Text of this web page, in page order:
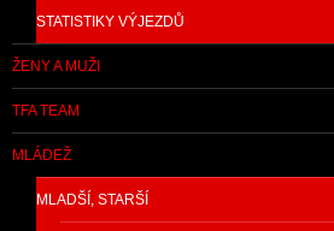
STATISTIKY VÝJEZDŮ
ŽENY A MUŽI
TFA TEAM
MLÁDEŽ
MLADŠÍ, STARŠÍ